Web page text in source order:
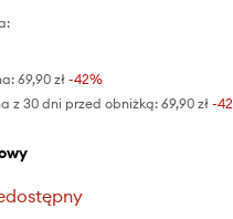
69,90 zł -42%
z 30 dni przed obniżką: 69,90 zł -